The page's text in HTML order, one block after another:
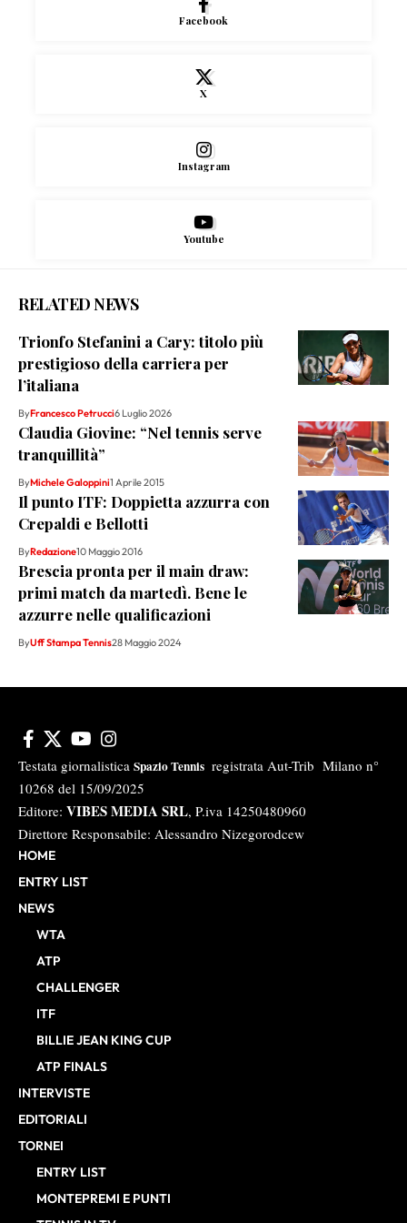
Facebook
X
Instagram
Youtube
RELATED NEWS
Trionfo Stefanini a Cary: titolo più
prestigioso della carriera per
l’italiana
ByFrancesco Petrucci6 Luglio 2026
Claudia Giovine: “Nel tennis serve
tranquillità”
ByMichele Galoppini1 Aprile 2015
Il punto ITF: Doppietta azzurra con
Crepaldi e Bellotti
ByRedazione10 Maggio 2016
Brescia pronta per il main draw:
primi match da martedì. Bene le
azzurre nelle qualificazioni
ByUff Stampa Tennis28 Maggio 2024
Testata giornalistica Spazio Tennis registrata Aut-Trib Milano n°
10268 del 15/09/2025
Editore: VIBES MEDIA SRL, P.iva 14250480960
Direttore Responsabile: Alessandro Nizegorodcew
HOME
ENTRY LIST
NEWS
WTA
ATP
CHALLENGER
ITF
BILLIE JEAN KING CUP
ATP FINALS
INTERVISTE
EDITORIALI
TORNEI
ENTRY LIST
MONTEPREMI E PUNTI